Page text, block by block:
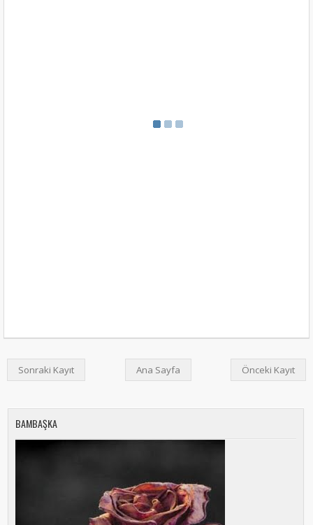
Sonraki Kayıt Önceki Kayıt
Ana Sayfa
BAMBAŞKA